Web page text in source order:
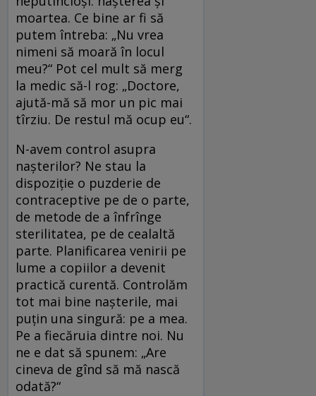
moartea. Ce bine ar fi să
putem întreba: „Nu vrea
nimeni să moară în locul
meu?“ Pot cel mult să merg
la medic să-l rog: „Doctore,
ajută-mă să mor un pic mai
tîrziu. De restul mă ocup eu“.
N-avem control asupra
naşterilor? Ne stau la
dispoziţie o puzderie de
contraceptive pe de o parte,
de metode de a înfrînge
sterilitatea, pe de cealaltă
parte. Planificarea venirii pe
lume a copiilor a devenit
practică curentă. Controlăm
tot mai bine naşterile, mai
puţin una singură: pe a mea.
Pe a fiecăruia dintre noi. Nu
ne e dat să spunem: „Are
cineva de gînd să mă nască
odată?“